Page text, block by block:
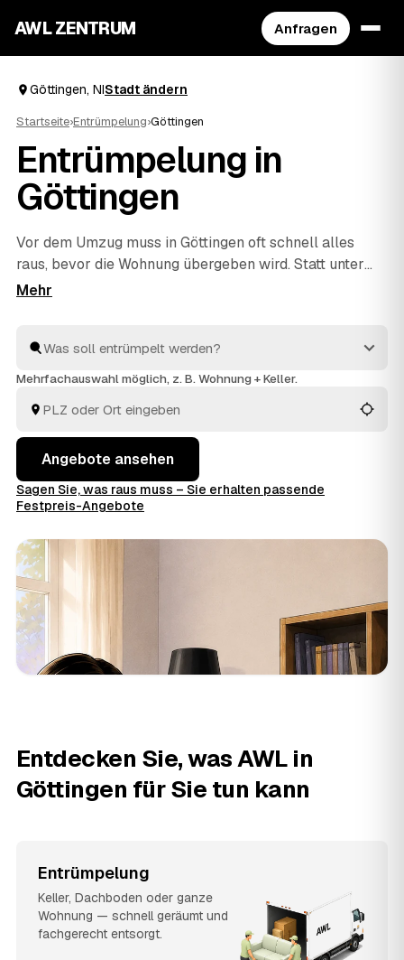
AWL ZENTRUM Anfragen
Göttingen, NIStadt ändern
Startseite›Entrümpelung›Göttingen
Entrümpelung in
Göttingen
Vor dem Umzug muss in Göttingen oft schnell alles
raus, bevor die Wohnung übergeben wird. Statt unter
Zeitdruck den erstbesten Betrieb zu nehmen, stellen
NortheimundKassel. So vergleichen Sie Preise und
Termine, auch wenn es eilig ist. Die Profis kümmern
Mehrfachauswahl möglich, z. B. Wohnung + Keller.
Angebote ansehen
Sagen Sie, was raus muss – Sie erhalten passende
Festpreis-Angebote
Entdecken Sie, was AWL in
Göttingen für Sie tun kann
Entrümpelung
Keller, Dachboden oder ganze
Wohnung — schnell geräumt und
fachgerecht entsorgt.